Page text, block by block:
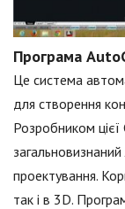
Програма
Це система
для створення
Розробником
проектування.
так і в 3D.